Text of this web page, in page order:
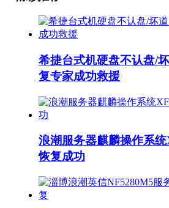
希捷台式机硬盘不认盘/
复专家成功救援
浪潮服务器麒麟操作系
恢复成功